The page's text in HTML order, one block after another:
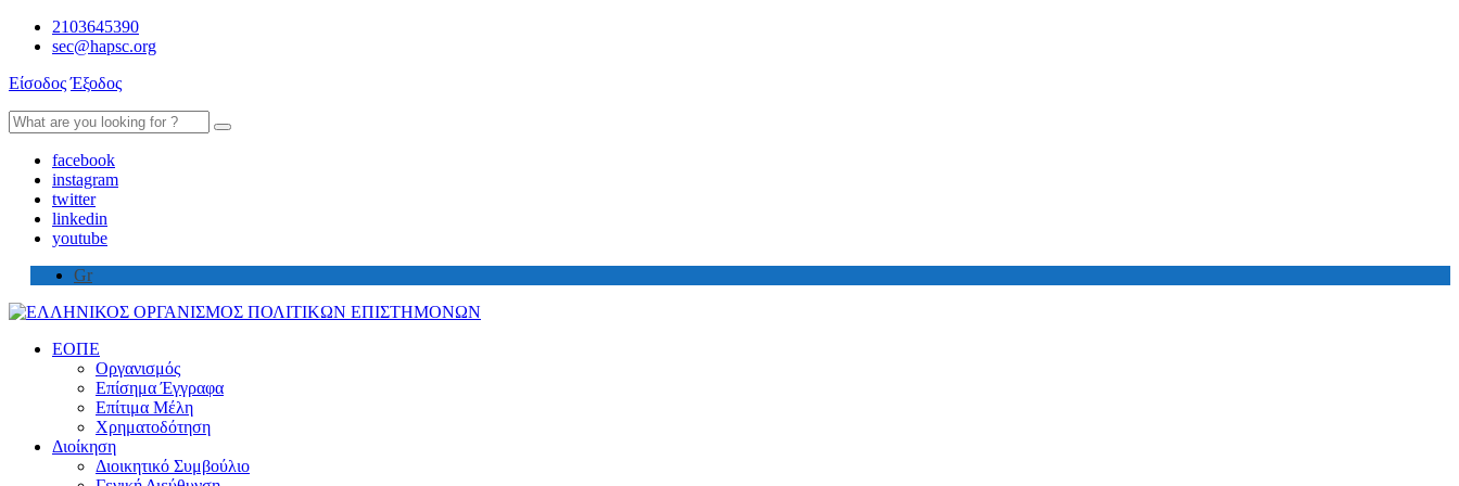
2103645390
sec@hapsc.org
Είσοδος Έξοδος
Search
for:
facebook
instagram
twitter
linkedin
youtube
Gr
ΕΟΠΕ
Οργανισμός
Επίσημα Έγγραφα
Επίτιμα Μέλη
Χρηματοδότηση
Διοίκηση
Διοικητικό Συμβούλιο